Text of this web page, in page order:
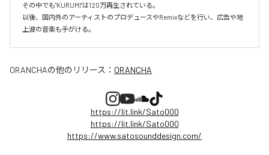
その中でも"KURUMI"は120万再生されている。
以後、国内外のアーティストのプロデュースやRemixなどを行い、広告や地
上波の音楽も手がける。
ORANCHAの他のリリース： ORANCHA
https://lit.link/Sato000
https://lit.link/Sato000
https://www.satosounddesign.com/